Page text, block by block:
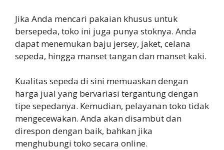
Jika Anda mencari pakaian khusus untuk
bersepeda, toko ini juga punya stoknya. Anda
dapat menemukan baju jersey, jaket, celana
sepeda, hingga manset tangan dan manset kaki.
Kualitas sepeda di sini memuaskan dengan
harga jual yang bervariasi tergantung dengan
tipe sepedanya. Kemudian, pelayanan toko tidak
mengecewakan. Anda akan disambut dan
direspon dengan baik, bahkan jika
menghubungi toko secara online.